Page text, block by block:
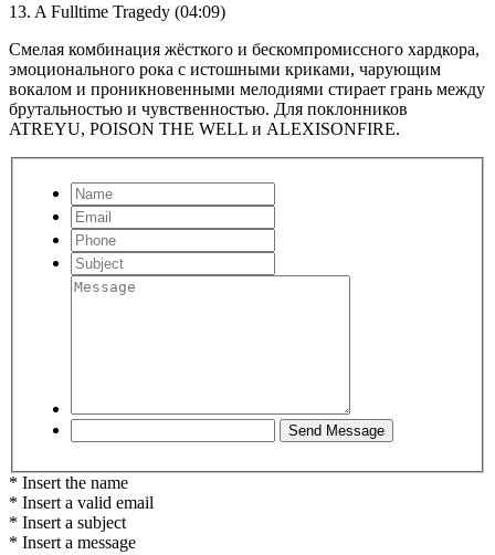
13. A Fulltime Tragedy (04:09)
Смелая комбинация жёсткого и бескомпромиссного хардкора,
эмоционального рока с истошными криками, чарующим
вокалом и проникновенными мелодиями стирает грань между
брутальностью и чувственностью. Для поклонников
ATREYU, POISON THE WELL и ALEXISONFIRE.
* Insert the name
* Insert a valid email
* Insert a subject
* Insert a message